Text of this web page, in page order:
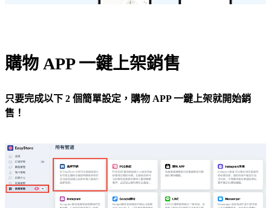
購物 APP 一鍵上架銷售
只要完成以下 2 個簡單設定， 購物 APP 一鍵上架就開始銷
售！